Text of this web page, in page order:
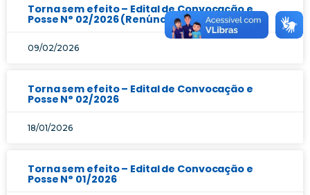
Torna sem efeito – Edital de Convocação e
Posse N° 02/2026 (Renúncia ao cargo)
09/02/2026
Torna sem efeito – Edital de Convocação e
Posse N° 02/2026
18/01/2026
Torna sem efeito – Edital de Convocação e
Posse N° 01/2026